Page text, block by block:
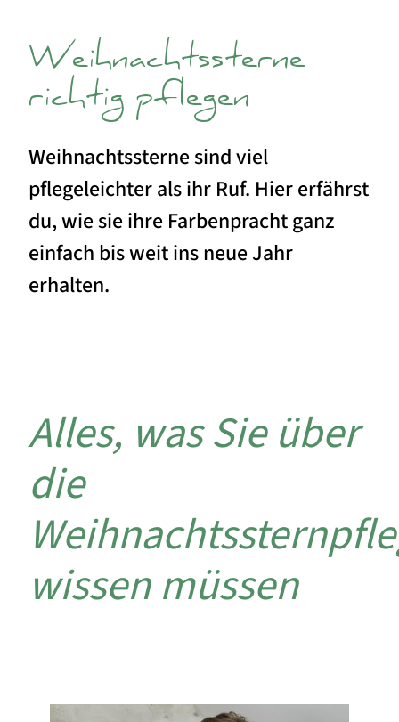
Weihnachtssterne
richtig pflegen
Weihnachtssterne sind viel
pflegeleichter als ihr Ruf. Hier erfährst
du, wie sie ihre Farbenpracht ganz
einfach bis weit ins neue Jahr
erhalten.
Alles, was Sie über
die
wissen müssen